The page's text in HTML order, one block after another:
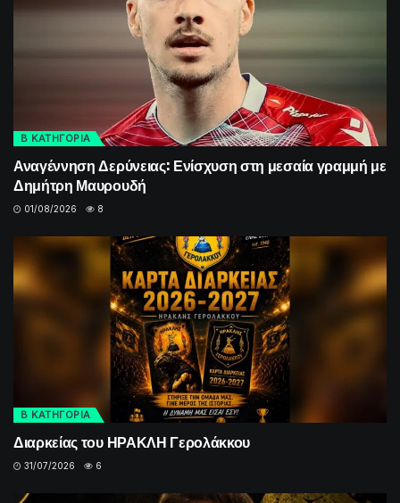
Β ΚΑΤΗΓΟΡΙΑ
Αναγέννηση Δερύνειας: Ενίσχυση στη μεσαία γραμμή με
Δημήτρη Μαυρουδή
01/08/2026 8
Β ΚΑΤΗΓΟΡΙΑ
Διαρκείας του ΗΡΑΚΛΗ Γερολάκκου
31/07/2026 6